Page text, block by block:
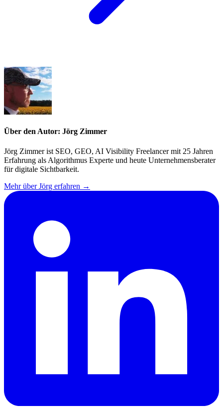
Über den Autor: Jörg Zimmer
Jörg Zimmer ist SEO, GEO, AI Visibility Freelancer mit 25 Jahren
Erfahrung als Algorithmus Experte und heute Unternehmensberater
für digitale Sichtbarkeit.
Mehr über Jörg erfahren →